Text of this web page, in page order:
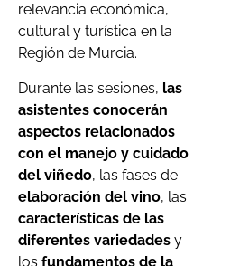
relevancia económica,
cultural y turística en la
Región de Murcia.
Durante las sesiones, las
asistentes conocerán
aspectos relacionados
con el manejo y cuidado
del viñedo, las fases de
elaboración del vino, las
características de las
diferentes variedades y
los fundamentos de la